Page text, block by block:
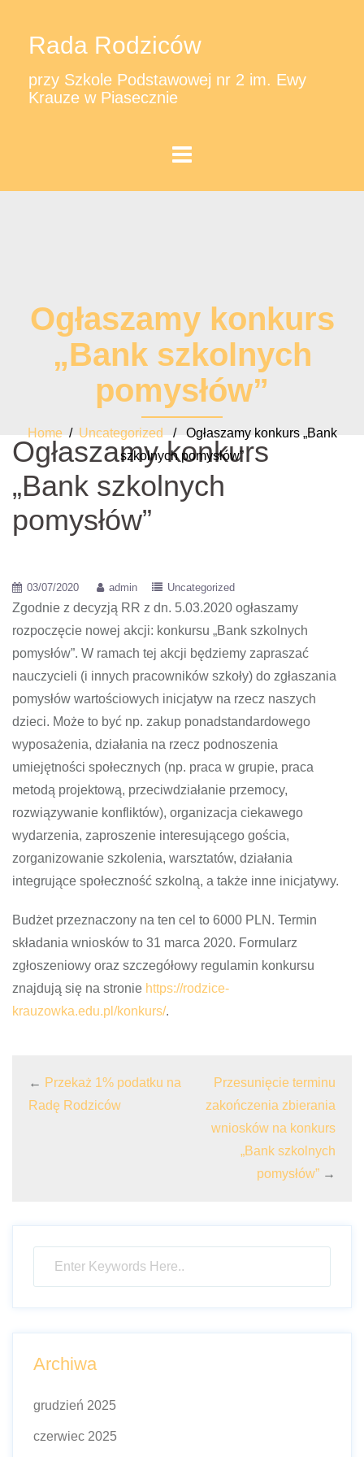
Rada Rodziców
przy Szkole Podstawowej nr 2 im. Ewy
Krauze w Piasecznie
Ogłaszamy konkurs
„Bank szkolnych
pomysłów”
Home/ Uncategorized / Ogłaszamy konkurs „Bank
szkolnych pomysłów”
Ogłaszamy konkurs
„Bank szkolnych
pomysłów”
03/07/2020 admin Uncategorized
Zgodnie z decyzją RR z dn. 5.03.2020 ogłaszamy
rozpoczęcie nowej akcji: konkursu „Bank szkolnych
pomysłów”. W ramach tej akcji będziemy zapraszać
nauczycieli (i innych pracowników szkoły) do zgłaszania
pomysłów wartościowych inicjatyw na rzecz naszych
dzieci. Może to być np. zakup ponadstandardowego
wyposażenia, działania na rzecz podnoszenia
umiejętności społecznych (np. praca w grupie, praca
metodą projektową, przeciwdziałanie przemocy,
rozwiązywanie konfliktów), organizacja ciekawego
wydarzenia, zaproszenie interesującego gościa,
zorganizowanie szkolenia, warsztatów, działania
integrujące społeczność szkolną, a także inne inicjatywy.
Budżet przeznaczony na ten cel to 6000 PLN. Termin
składania wniosków to 31 marca 2020. Formularz
zgłoszeniowy oraz szczegółowy regulamin konkursu
znajdują się na stronie https://rodzice-
krauzowka.edu.pl/konkurs/.
← Przekaż 1% podatku na
Radę Rodziców
Przesunięcie terminu
zakończenia zbierania
wniosków na konkurs
„Bank szkolnych
pomysłów” →
Archiwa
grudzień 2025
czerwiec 2025